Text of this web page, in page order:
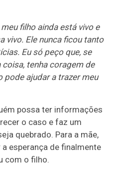
filho ainda está vivo e
vivo. Ele nunca ficou tanto
Eu só peço que, se
tenha coragem de
pode ajudar a trazer meu
possa ter informações
o caso e faz um
quebrado. Para a mãe,
esperança de finalmente
com o filho.